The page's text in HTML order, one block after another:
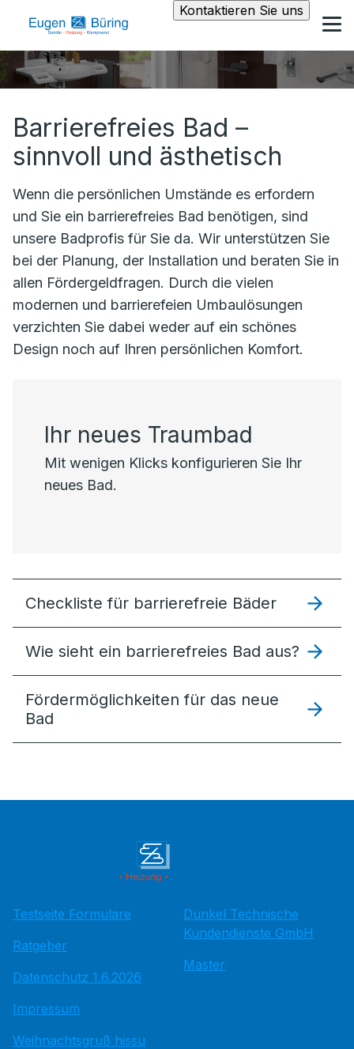
Kontaktieren Sie uns
Barrierefreies Bad –
sinnvoll und ästhetisch
Wenn die persönlichen Umstände es erfordern
und Sie ein barrierefreies Bad benötigen, sind
unsere Badprofis für Sie da. Wir unterstützen Sie
bei der Planung, der Installation und beraten Sie in
allen Fördergeldfragen. Durch die vielen
modernen und barrierefeien Umbaulösungen
verzichten Sie dabei weder auf ein schönes
Design noch auf Ihren persönlichen Komfort.
Ihr neues Traumbad
Mit wenigen Klicks konfigurieren Sie Ihr
neues Bad.
Checkliste für barrierefreie Bäder
Wie sieht ein barrierefreies Bad aus?
Förder­möglich­keiten für das neue
Bad
Testseite Formulare
Ratgeber
Datenschutz 1.6.2026
Impressum
Weihnachtsgruß hissu
Dunkel Technische
Kundendienste GmbH
Master